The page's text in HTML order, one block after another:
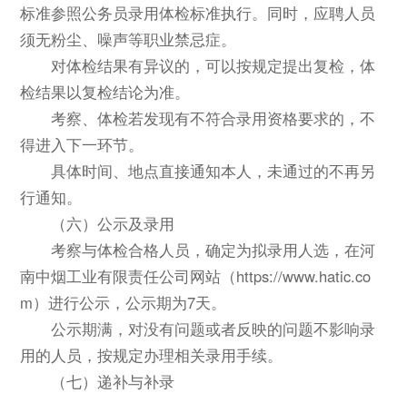
标准参照公务员录用体检标准执行。同时，应聘人员
须无粉尘、噪声等职业禁忌症。
对体检结果有异议的，可以按规定提出复检，体
检结果以复检结论为准。
考察、体检若发现有不符合录用资格要求的，不
得进入下一环节。
具体时间、地点直接通知本人，未通过的不再另
行通知。
（六）公示及录用
考察与体检合格人员，确定为拟录用人选，在河
南中烟工业有限责任公司网站（https://www.hatic.co
m）进行公示，公示期为7天。
公示期满，对没有问题或者反映的问题不影响录
用的人员，按规定办理相关录用手续。
（七）递补与补录